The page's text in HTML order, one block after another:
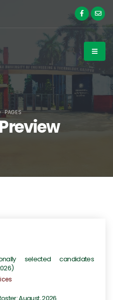
Preview
PAGES
selected candidates